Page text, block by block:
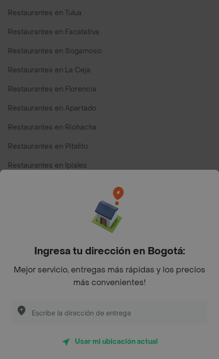
Restaurantes en Tulua
Restaurantes en Facatativa
Restaurantes en Sogamoso
Restaurantes en La Ceja
Restaurantes en Florencia
Restaurantes en Apartado
Restaurantes en Riohacha
Restaurantes en Pitalito
Restaurantes en Ipiales
Top Marcas y Cadenas de Restaurantes
Encuéntranos en estos países
App Store Google play
Restaurantes cerca de mi para pedir Comida a Domicilio -
Ingresa tu dirección en Bogotá:
Mejor servicio, entregas más rápidas y los precios
más convenientes!
Usar mi ubicación actual